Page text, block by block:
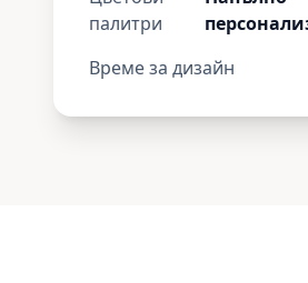
палитри
Време за дизайн